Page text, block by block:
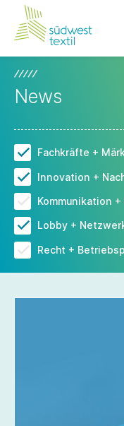
News
Fachkräfte +
Innovation +
Kommunikation +
Lobby +
Recht +